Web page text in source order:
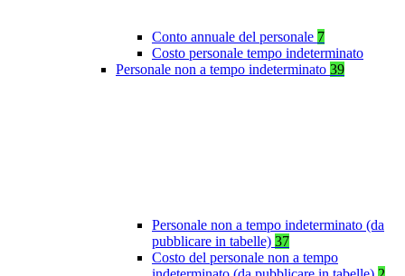
Conto annuale del personale 7
Costo personale tempo indeterminato
Personale non a tempo indeterminato 39
Personale non a tempo indeterminato (da
pubblicare in tabelle) 37
Costo del personale non a tempo